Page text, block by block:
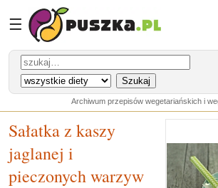
☰
Archiwum przepisów wegetariańskich i
Sałatka z kaszy
jaglanej i
pieczonych warzyw